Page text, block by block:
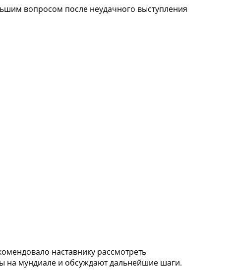
вопросом после неудачного выступления
наставнику рассмотреть
на мундиале и обсуждают дальнейшие шаги.